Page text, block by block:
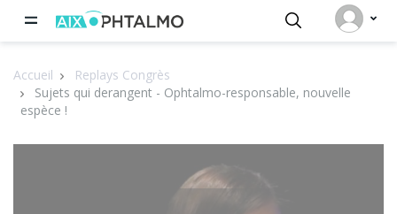
Accueil
Replays Congrès
Sujets qui derangent - Ophtalmo-responsable, nouvelle
espèce !
Panneau de gestion des cookies